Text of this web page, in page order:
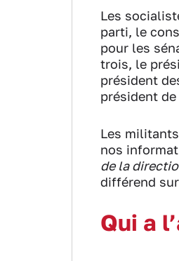
Les
parti, le
pour les
trois, le
président
président
Les
nos
de la
différend
Qui a